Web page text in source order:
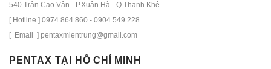
540 Trần Cao Vân - P.Xuân Hà - Q.Thanh Khê
[ Hotline ] 0974 864 860 - 0904 549 228
[ Email ] pentaxmientrung@gmail.com
PENTAX TẠI HỒ CHÍ MINH